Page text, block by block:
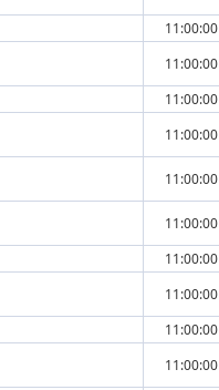
11:00:00
11:00:00
11:00:00
11:00:00
11:00:00
11:00:00
11:00:00
11:00:00
11:00:00
11:00:00